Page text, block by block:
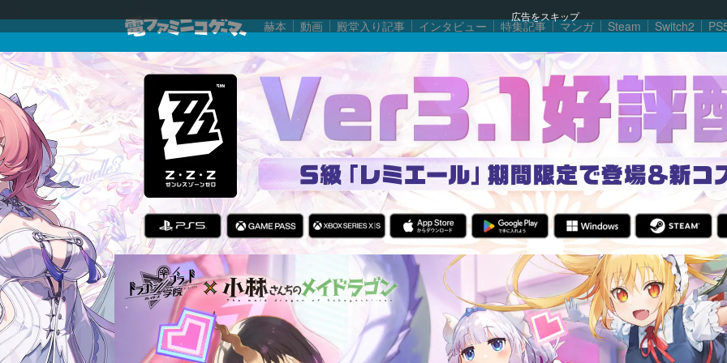
広告をスキップ
赫本 動画 殿堂入り記事 インタビュー 特集記事 マンガ Steam Switch2